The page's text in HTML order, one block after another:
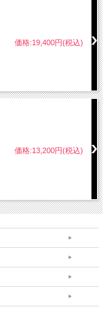
価格:19,400円(税込)
価格:13,200円(税込)